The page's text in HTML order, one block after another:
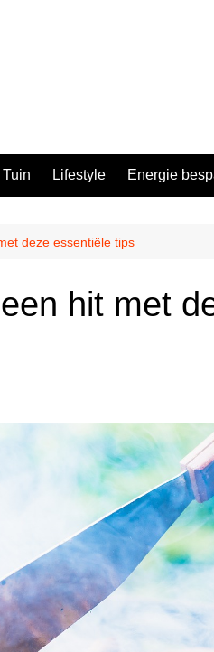
Tuin Lifestyle Energie
deze essentiële tips
hit met